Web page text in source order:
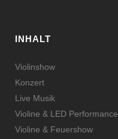
INHALT
Violinshow
Konzert
Live Musik
Violine & LED Performance
Violine & Feuershow